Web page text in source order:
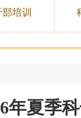
培训
年夏季